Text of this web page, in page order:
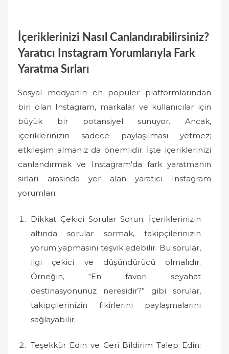
İçeriklerinizi Nasıl Canlandırabilirsiniz?
Yaratıcı Instagram Yorumlarıyla Fark
Yaratma Sırları
Sosyal medyanın en popüler platformlarından
biri olan Instagram, markalar ve kullanıcılar için
büyük bir potansiyel sunuyor. Ancak,
içeriklerinizin sadece paylaşılması yetmez;
etkileşim almanız da önemlidir. İşte içeriklerinizi
canlandırmak ve Instagram'da fark yaratmanın
sırları arasında yer alan yaratıcı Instagram
yorumları:
Dikkat Çekici Sorular Sorun: İçeriklerinizin
altında sorular sormak, takipçilerinizin
yorum yapmasını teşvik edebilir. Bu sorular,
ilgi çekici ve düşündürücü olmalıdır.
Örneğin, “En favori seyahat
destinasyonunuz neresidir?” gibi sorular,
takipçilerinizin fikirlerini paylaşmalarını
sağlayabilir.
Teşekkür Edin ve Geri Bildirim Talep Edin: